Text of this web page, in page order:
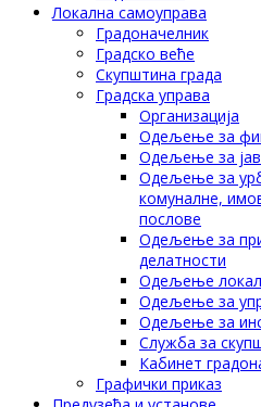
Локална самоуправа
Градоначелник
Градско веће
Скупштина града
Градска управа
Организација
Одељење за
Одељење за
Одељење за
комуналне,
послове
Одељење за
делатности
Одељење
Одељење за
Одељење за
Служба за
Кабинет
Графички приказ